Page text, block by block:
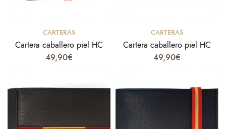
Select options
CARTERAS
Cartera caballero piel HC
49,90€
Select options
CARTERAS
Cartera caballero piel HC
49,90€